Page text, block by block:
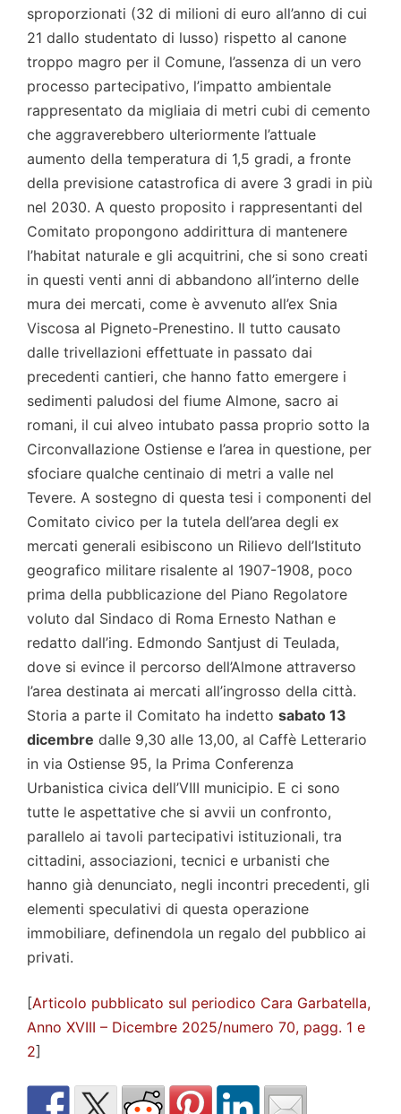
sproporzionati (32 di milioni di euro all’anno di cui
21 dallo studentato di lusso) rispetto al canone
troppo magro per il Comune, l’assenza di un vero
processo partecipativo, l’impatto ambientale
rappresentato da migliaia di metri cubi di cemento
che aggraverebbero ulteriormente l’attuale
aumento della temperatura di 1,5 gradi, a fronte
della previsione catastrofica di avere 3 gradi in più
nel 2030. A questo proposito i rappresentanti del
Comitato propongono addirittura di mantenere
l’habitat naturale e gli acquitrini, che si sono creati
in questi venti anni di abbandono all’interno delle
mura dei mercati, come è avvenuto all’ex Snia
Viscosa al Pigneto-Prenestino. Il tutto causato
dalle trivellazioni effettuate in passato dai
precedenti cantieri, che hanno fatto emergere i
sedimenti paludosi del fiume Almone, sacro ai
romani, il cui alveo intubato passa proprio sotto la
Circonvallazione Ostiense e l’area in questione, per
sfociare qualche centinaio di metri a valle nel
Tevere. A sostegno di questa tesi i componenti del
Comitato civico per la tutela dell’area degli ex
mercati generali esibiscono un Rilievo dell’Istituto
geografico militare risalente al 1907-1908, poco
prima della pubblicazione del Piano Regolatore
voluto dal Sindaco di Roma Ernesto Nathan e
redatto dall’ing. Edmondo Santjust di Teulada,
dove si evince il percorso dell’Almone attraverso
l’area destinata ai mercati all’ingrosso della città.
Storia a parte il Comitato ha indetto sabato 13
dicembre dalle 9,30 alle 13,00, al Caffè Letterario
in via Ostiense 95, la Prima Conferenza
Urbanistica civica dell’VIII municipio. E ci sono
tutte le aspettative che si avvii un confronto,
parallelo ai tavoli partecipativi istituzionali, tra
cittadini, associazioni, tecnici e urbanisti che
hanno già denunciato, negli incontri precedenti, gli
elementi speculativi di questa operazione
immobiliare, definendola un regalo del pubblico ai
privati.
[Articolo pubblicato sul periodico Cara Garbatella,
Anno XVIII – Dicembre 2025/numero 70, pagg. 1 e
2]